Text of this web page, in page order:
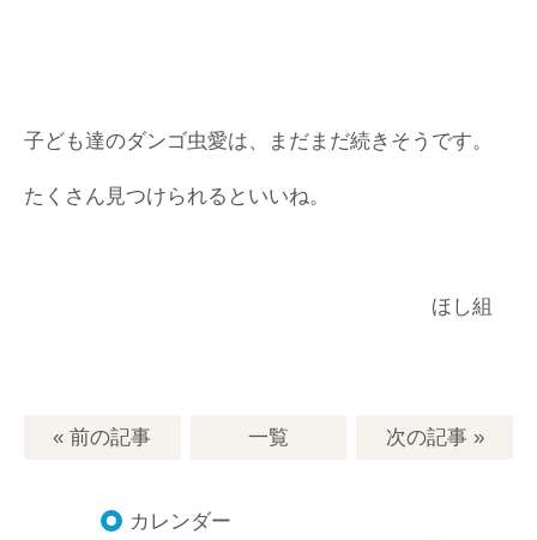
子ども達のダンゴ虫愛は、まだまだ続きそうです。
たくさん見つけられるといいね。
ほし組
« 前の記事 一覧 次の記事»
カレンダー